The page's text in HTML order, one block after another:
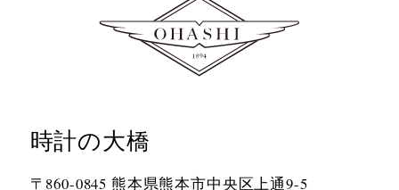
時計の大橋
〒860-0845 熊本県熊本市中央区上通9-5